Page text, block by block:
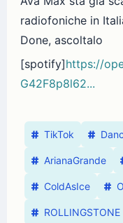
radiofoniche in
Done, ascoltalo
[spotify]https://
G42F8p8l62...
TikTok
ArianaGrande
ColdAsIce
ROLLINGSTONE